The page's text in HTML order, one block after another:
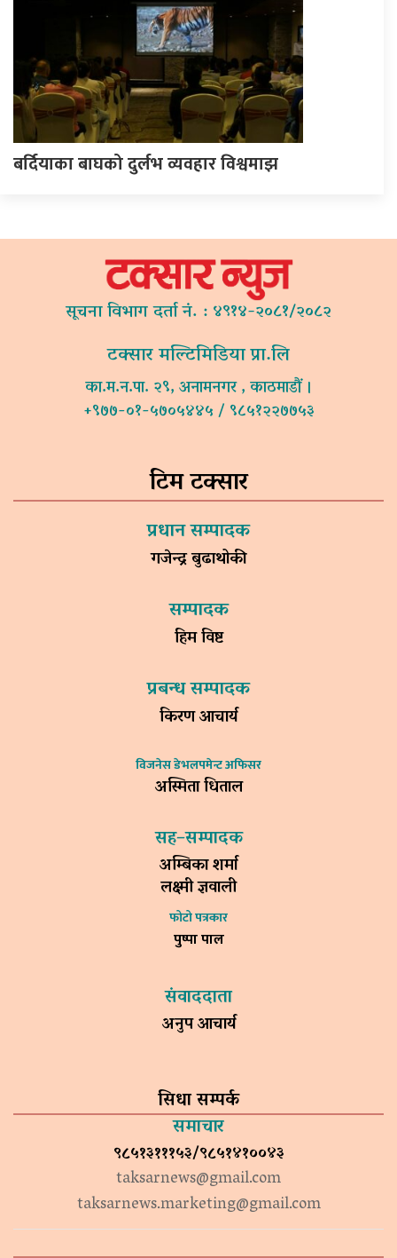
बर्दियाका बाघको दुर्लभ व्यवहार विश्वमाझ
सूचना विभाग दर्ता नं. : ४९१४-२०८१/२०८२
टक्सार मल्टिमिडिया प्रा.लि
का.म.न.पा. २९, अनामनगर , काठमाडौं ।
+९७७-०१-५७०५४४५ / ९८५१२२७७५३
टिम टक्सार
प्रधान सम्पादक
गजेन्द्र बुढाथोकी
सम्पादक
हिम विष्ट
प्रबन्ध सम्पादक
किरण आचार्य
विजनेस डेभलपमेन्ट अफिसर
अस्मिता धिताल
सह–सम्पादक
अम्बिका शर्मा
लक्ष्मी ज्ञवाली
फोटो पत्रकार
पुष्पा पाल
संवाददाता
अनुप आचार्य
सिधा सम्पर्क
समाचार
९८५१३१११५३/९८५१४१००४३
taksarnews@gmail.com
taksarnews.marketing@gmail.com